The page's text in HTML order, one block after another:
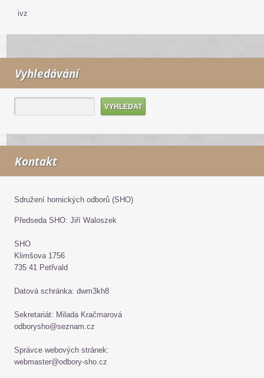
ivz
Vyhledávání
Kontakt
Sdružení hornických odborů (SHO)
Předseda SHO: Jiří Waloszek
SHO
Klimšova 1756
735 41 Petřvald
Datová schránka: dwm3kh8
Sekretariát: Milada Kračmarová
odborysho@seznam.cz
Správce webových stránek:
webmaster@odbory-sho.cz